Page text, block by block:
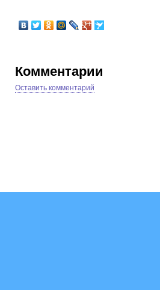
Комментарии
Оставить комментарий